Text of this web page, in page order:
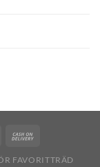
FAVORITTRÄD